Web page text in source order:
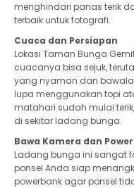
menghindari panas terik
terbaik untuk fotografi.
Cuaca dan Persiapan
Lokasi Taman Bunga
cuacanya bisa sejuk,
yang nyaman dan
lupa menggunakan topi
matahari sudah mulai
di sekitar ladang bunga.
Bawa Kamera dan
Ladang bunga ini sangat
ponsel Anda siap
powerbank agar ponsel